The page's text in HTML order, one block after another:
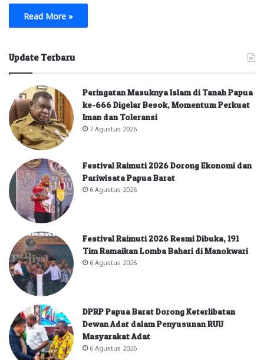
Read More »
Update Terbaru
Peringatan Masuknya Islam di Tanah Papua
ke-666 Digelar Besok, Momentum Perkuat
Iman dan Toleransi
7 Agustus 2026
Festival Raimuti 2026 Dorong Ekonomi dan
Pariwisata Papua Barat
6 Agustus 2026
Festival Raimuti 2026 Resmi Dibuka, 191
Tim Ramaikan Lomba Bahari di Manokwari
6 Agustus 2026
DPRP Papua Barat Dorong Keterlibatan
Dewan Adat dalam Penyusunan RUU
Masyarakat Adat
6 Agustus 2026